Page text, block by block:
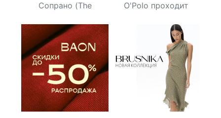
Сопрано (The
O'Polo проходит
Скидки до 30%!